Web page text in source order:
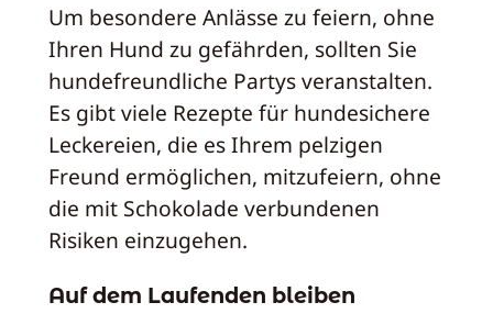
Um besondere Anlässe zu feiern, ohne
Ihren Hund zu gefährden, sollten Sie
hundefreundliche Partys veranstalten.
Es gibt viele Rezepte für hundesichere
Leckereien, die es Ihrem pelzigen
Freund ermöglichen, mitzufeiern, ohne
die mit Schokolade verbundenen
Risiken einzugehen.
Auf dem Laufenden bleiben